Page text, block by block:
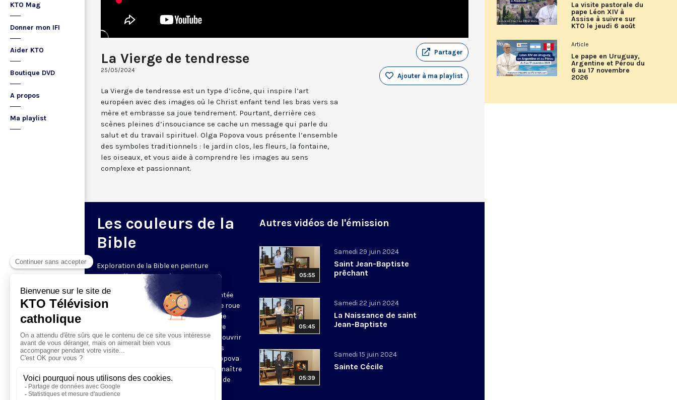
KTO Mag
Donner mon IFI
Aider KTO
Boutique DVD
A propos
Ma playlist
La Vierge de tendresse
25/05/2024
Partager
Ajouter à ma playlist
La Vierge de tendresse est un type d’icône, qui inspire l’art
européen avec des images où le Christ enfant tend les bras vers sa
mère et embrasse sa joue tendrement. Pourtant, derrière ces
scènes pleines d’insouciance se cache un message qui parle du
salut et du travail spirituel. Olga Popova vous présente l’ensemble
des symboles traditionnels : le jardin clos, les fleurs, la fontaine,
les oiseaux, et vous aide à comprendre les images au sens
complexe et passionnant.
Les couleurs de la
Bible
Exploration de la Bible en peinture
Le samedi • 20h30 • 5 min
Mais quelle est donc la scène représentée
sur ce tableau ? Pourquoi y a-t-il ici une roue
et là une palme, une couronne ? Chaque
samedi à 21h30, rendez-vous avec votre
professeur d’histoire de l’art, pour découvrir
un épisode biblique illustré par les plus
grands peintres. En 5 minutes, Olga Popova
vous donne tous les codes pour reconnaître
la scène et comprendre les intentions de
l’artiste.
Autres vidéos de l'émission
05:55
Samedi 29 juin 2024
Saint Jean-Baptiste
prêchant
05:45
Samedi 22 juin 2024
La Naissance de saint
Jean-Baptiste
05:39
Samedi 15 juin 2024
Sainte Cécile
La visite pastorale du
pape Léon XIV à
Assise à suivre sur
KTO le jeudi 6 août
Article
Le pape en Uruguay,
Argentine et Pérou du
6 au 17 novembre
2026